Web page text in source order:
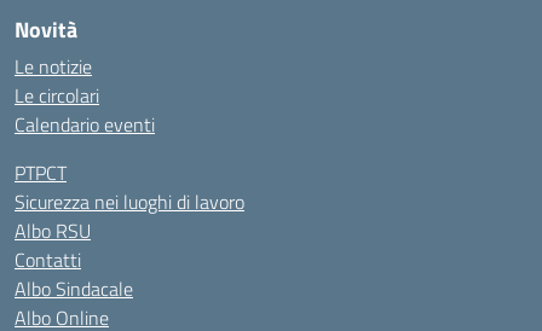
Novità
Le notizie
Le circolari
Calendario eventi
PTPCT
Sicurezza nei luoghi di lavoro
Albo RSU
Contatti
Albo Sindacale
Albo Online